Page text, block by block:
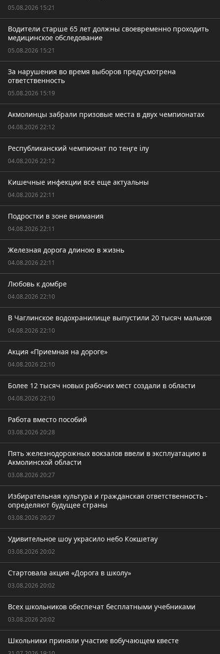
05.08.2026 15:21
Водители старше 65 лет должны своевременно проходить
медицинское обследование
05.08.2026 15:21
За нарушения во время выборов предусмотрена
ответственность
05.08.2026 15:19
Акмолинцы забрали призовые места в двух чемпионатах
04.08.2026 22:12
Республиканский чемпионат по теңге ілу
04.08.2026 22:12
Кишечные инфекции все еще актуальны
04.08.2026 22:11
Подростки в зоне внимания
04.08.2026 22:11
Железная дорога длиною в жизнь
04.08.2026 22:11
Любовь к домбре
04.08.2026 22:10
В Чаглинское водохранилище выпустили 20 тысяч мальков
04.08.2026 22:10
Акция «Приемная на дороге»
04.08.2026 22:10
Более 12 тысяч новых рабочих мест создали в области
04.08.2026 22:10
Работа вместо пособий
03.08.2026 20:28
Пять железнодорожных вокзалов ввели в эксплуатацию в
Акмолинской области
03.08.2026 20:27
Избирательная культура и гражданская ответственность -
определяют будущее страны
03.08.2026 20:27
Удивительное шоу украсило небо Кокшетау
03.08.2026 20:02
Стартовала акция «Дорога в школу»
03.08.2026 20:02
Всех школьников обеспечат бесплатными учебниками
03.08.2026 20:02
Школьники приняли участие вобучающем квесте